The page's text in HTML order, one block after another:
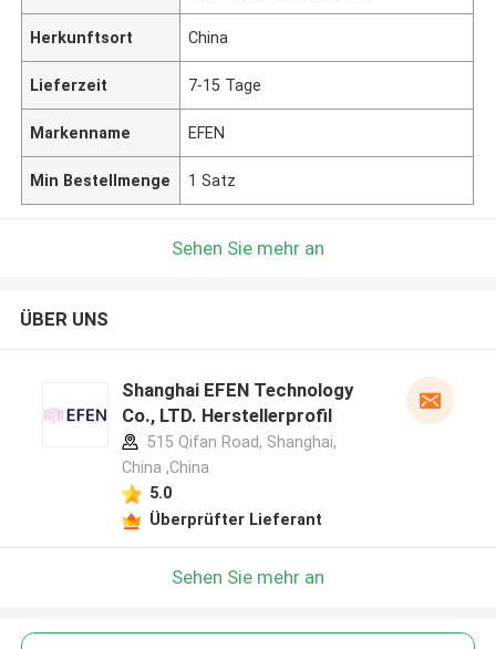
Herkunftsort China
Lieferzeit 7-15 Tage
Markenname EFEN
Min Bestellmenge 1 Satz
Sehen Sie mehr an
ÜBER UNS
Shanghai EFEN Technology
Co., LTD. Herstellerprofil
515 Qifan Road, Shanghai,
China ,China
5.0
Überprüfter Lieferant
Sehen Sie mehr an